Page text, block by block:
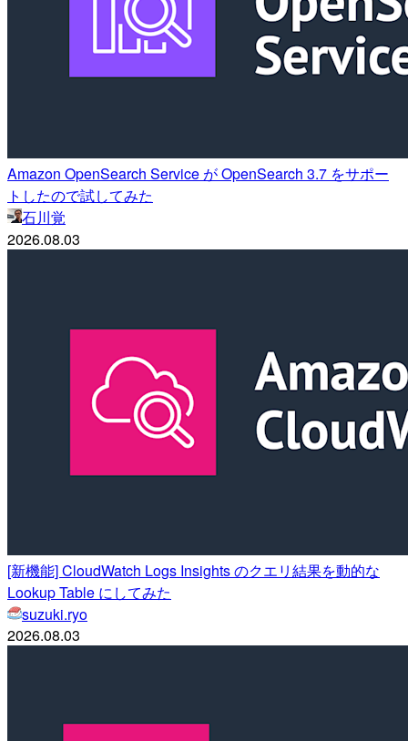
Amazon OpenSearch Service が OpenSearch 3.7 をサポー
トしたので試してみた
石川覚
2026.08.03
[新機能] CloudWatch Logs Insights のクエリ結果を動的な
Lookup Table にしてみた
suzuki.ryo
2026.08.03